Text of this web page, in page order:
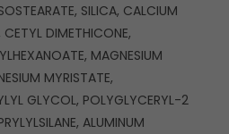
SILICA, CALCIUM
DIMETHICONE,
MAGNESIUM
MYRISTATE,
GLYCOL, POLYGLYCERYL-2
ALUMINUM